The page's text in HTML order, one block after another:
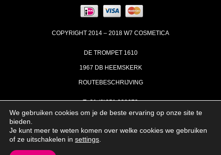
COPYRIGHT 2014 – 2018 W7 COSMETICA
DE TROMPET 1610
1967 DB HEEMSKERK
ROUTEBESCHRIJVING
T+31 (0)251 238673
MA | DI | DO VAN 09:00 – 17:00
INFO@W7COSMETICA.NL
We gebruiken cookies om je de beste ervaring op onze site te
bieden.
Je kunt meer te weten komen over welke cookies we gebruiken
of ze uitschakelen in settings